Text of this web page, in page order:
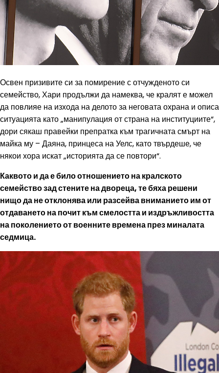
Освен призивите си за помирение с отчужденото си
семейство, Хари продължи да намеква, че кралят е можел
да повлияе на изхода на делото за неговата охрана и описа
ситуацията като „манипулация от страна на институциите“,
дори сякаш правейки препратка към трагичната смърт на
майка му – Даяна, принцеса на Уелс, като твърдеше, че
някои хора искат „историята да се повтори“.
Каквото и да е било отношението на кралското
семейство зад стените на двореца, те бяха решени
нищо да не отклонява или разсейва вниманието им от
отдаването на почит към смелостта и издръжливостта
на поколението от военните времена през миналата
седмица.